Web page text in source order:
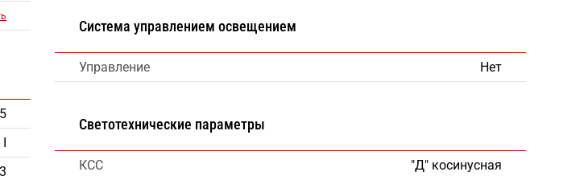
Система управлением освещением
Управление Нет
Светотехнические параметры
КСС
"Д" косинусная